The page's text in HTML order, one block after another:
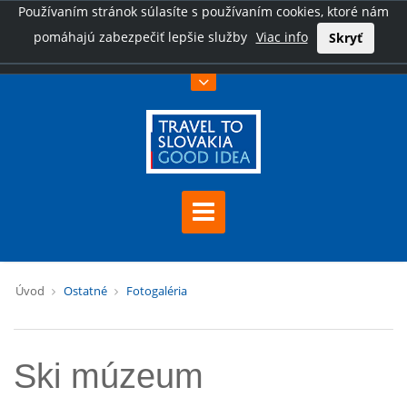
Používaním stránok súlasíte s používaním cookies, ktoré nám
pomáhajú zabezpečiť lepšie služby Viac info Skryť
Úvod Ostatné Fotogaléria
Ski múzeum